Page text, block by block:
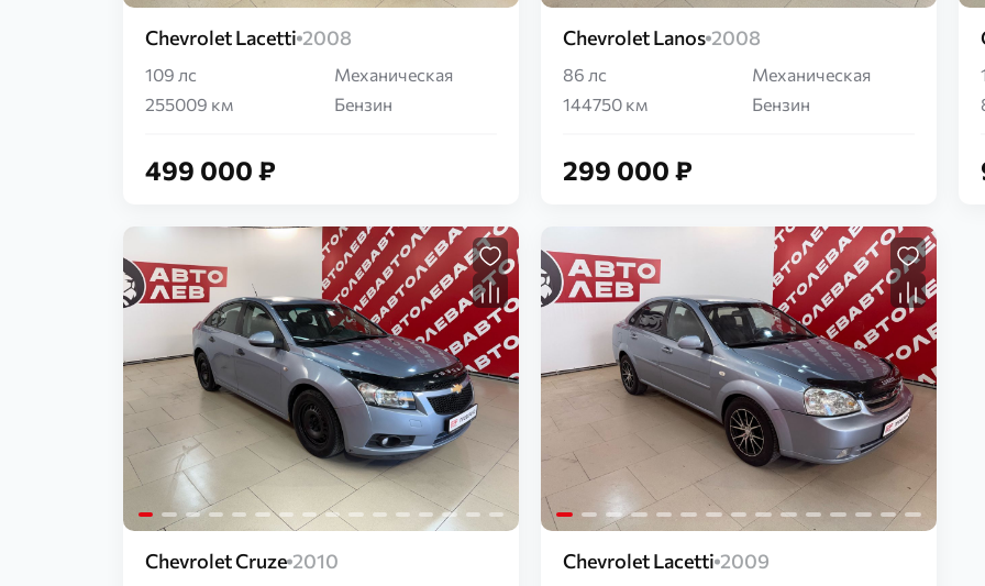
Chevrolet Lacetti 2008
109 лс
Механическая
255009 км
Бензин
499 000 ₽
Chevrolet Lanos 2008
86 лс
Механическая
144750 км
Бензин
299 000 ₽
Загрузка... Загрузка...
Chevrolet Cruze 2010
Загрузка...
Chevrolet Lacetti 2009